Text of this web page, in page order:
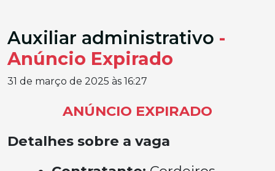
Auxiliar administrativo -
Anúncio Expirado
31 de março de 2025 às 16:27
ANÚNCIO EXPIRADO
Detalhes sobre a vaga